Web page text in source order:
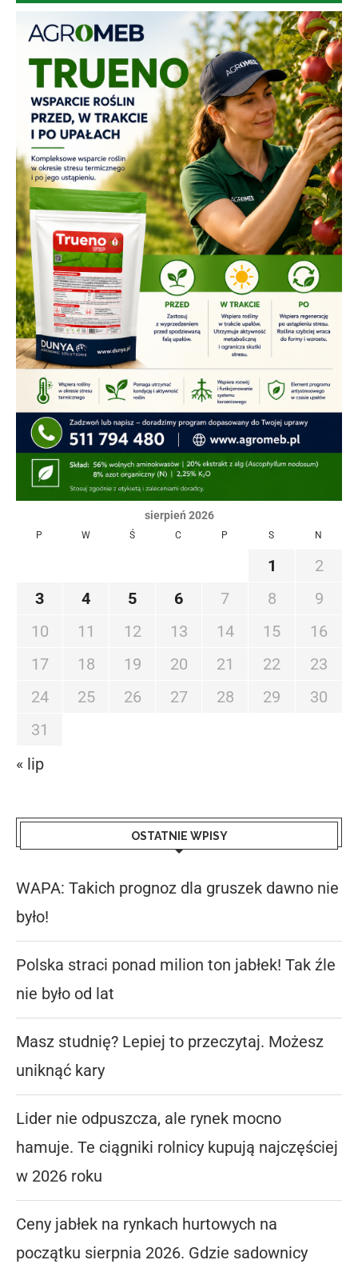
sierpień 2026
P W Ś C P S N
1
2
3
4 5 6 7 8
9
10
11 12 13 14 15
16
17
18 19 20 21 22
23
24
25 26 27 28 29
30
31
« lip
OSTATNIE WPISY
WAPA: Takich prognoz dla gruszek dawno nie
było!
Polska straci ponad milion ton jabłek! Tak źle
nie było od lat
Masz studnię? Lepiej to przeczytaj. Możesz
uniknąć kary
Lider nie odpuszcza, ale rynek mocno
hamuje. Te ciągniki rolnicy kupują najczęściej
w 2026 roku
Ceny jabłek na rynkach hurtowych na
początku sierpnia 2026. Gdzie sadownicy